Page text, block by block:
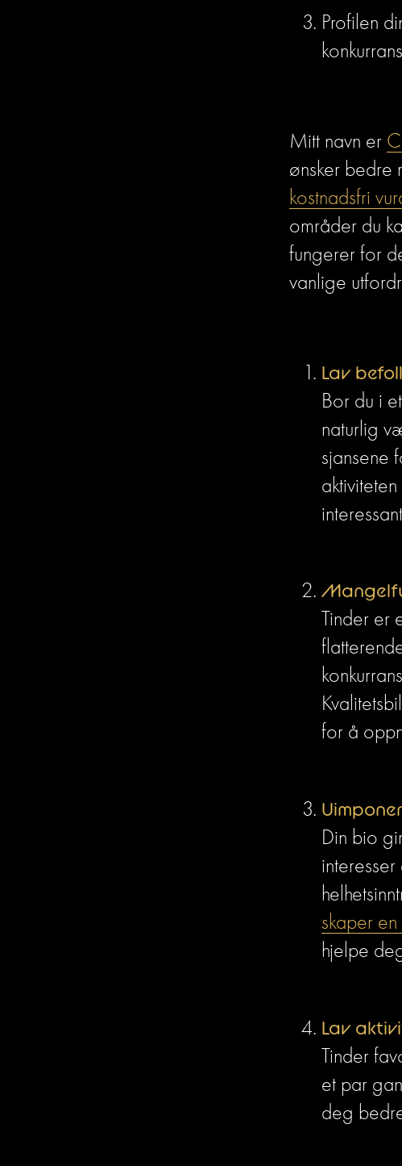
Profilen
Mitt navn er
kostnadsfri
områder du
fungerer for
vanlige
Lav
Bor du i
naturlig
sjansene
Tinder er
for å
Din bio
skaper
hjelpe
Lav
Tinder
et par
deg